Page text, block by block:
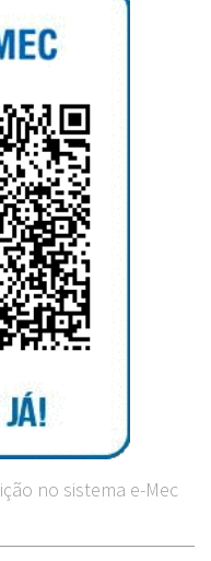
no sistema e-Mec